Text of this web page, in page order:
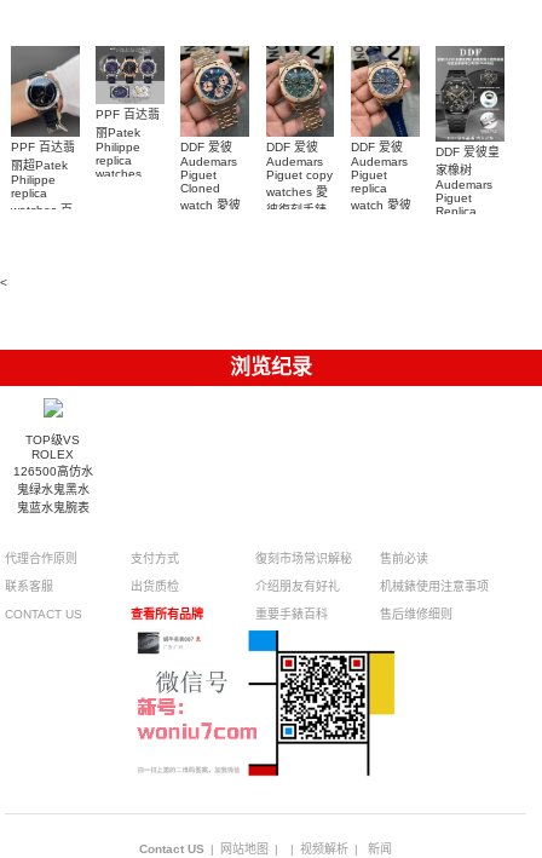
001包金真
钻 腕表
PPF 百达翡
丽超Patek
Philippe
replica
watches 百
PPF 百达翡
丽Patek
Philippe
replica
watches
DDF 爱彼
Audemars
Piguet
Cloned
watch 愛彼
DDF 爱彼
Audemars
Piguet copy
watches 愛
彼復刻手錶
DDF 爱彼
Audemars
Piguet
replica
watch 愛彼
DDF 爱彼皇
家橡树
Audemars
Piguet
Replica
<
浏览纪录
TOP级VS
ROLEX
126500高仿水
鬼绿水鬼黑水
鬼蓝水鬼腕表
代理合作原则
联系客服
CONTACT US
支付方式
出货质检
查看所有品牌
復刻市场常识解秘
介绍朋友有好礼
重要手錶百科
售前必读
机械錶使用注意事项
售后维修细则
Contact US | 网站地图 | | 视频解析 | 新闻